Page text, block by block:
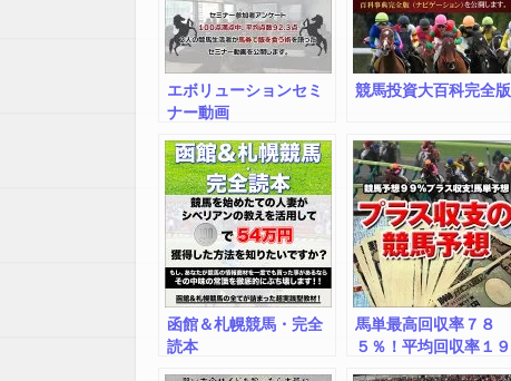
エボリューションセミ
ナー動画
競馬投資大百科完全版
函館＆札幌競馬・完全
読本
馬単最高回収率７８
５％！平均回収率１９